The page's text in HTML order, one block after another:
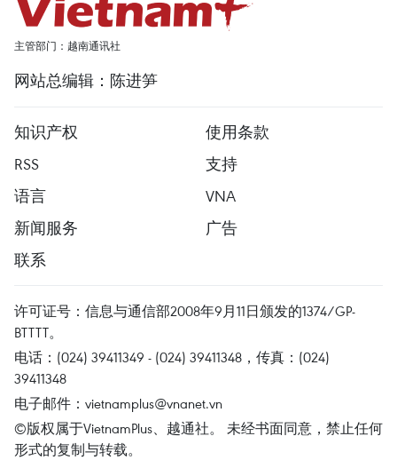
主管部门：越南通讯社
网站总编辑：陈进笋
知识产权
使用条款
RSS
支持
语言
VNA
新闻服务
广告
联系
许可证号：信息与通信部2008年9月11日颁发的1374/GP-
BTTTT。
电话：(024) 39411349 - (024) 39411348，传真：(024)
39411348
电子邮件： vietnamplus@vnanet.vn
©版权属于VietnamPlus、越通社。 未经书面同意，禁止任何
形式的复制与转载。